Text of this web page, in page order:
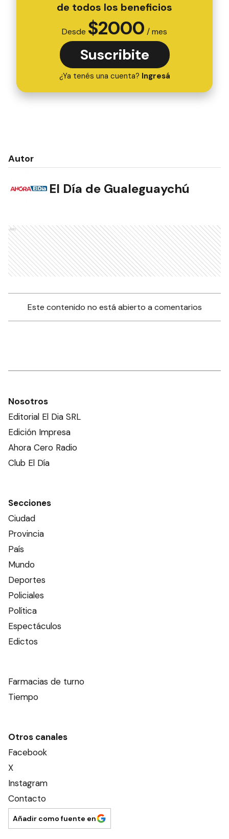
de todos los beneficios
Desde $2000 / mes
Suscribite
¿Ya tenés una cuenta? Ingresá
Autor
El Día de Gualeguaychú
Ads
Este contenido no está abierto a comentarios
Nosotros
Editorial El Dia SRL
Edición Impresa
Ahora Cero Radio
Club El Día
Secciones
Ciudad
Provincia
País
Mundo
Deportes
Policiales
Política
Espectáculos
Edictos
Farmacias de turno
Tiempo
Otros canales
Facebook
X
Instagram
Contacto
Añadir como fuente en